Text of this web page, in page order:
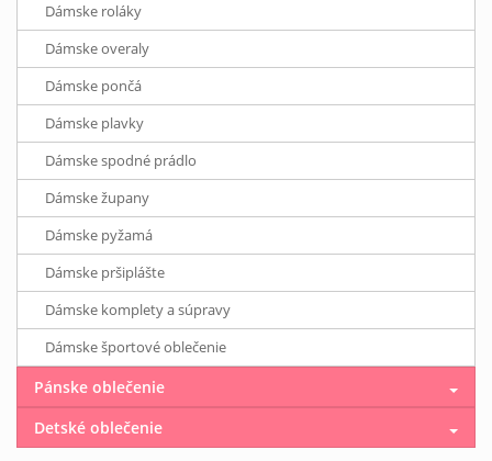
Dámske roláky
Dámske overaly
Dámske pončá
Dámske plavky
Dámske spodné prádlo
Dámske župany
Dámske pyžamá
Dámske pršiplášte
Dámske komplety a súpravy
Dámske športové oblečenie
Pánske oblečenie
Detské oblečenie